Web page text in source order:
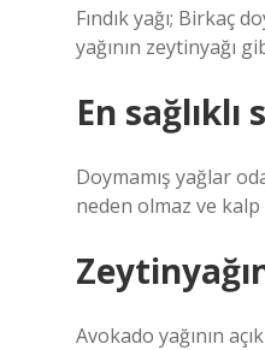
Fındık yağı; Birkaç
yağının zeytinyağı
En sağlıklı
Doymamış yağlar
neden olmaz ve
Avokado yağının